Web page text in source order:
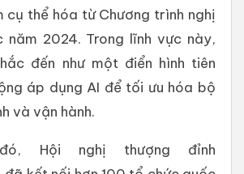
cụ thể hóa từ Chương trình nghị
năm 2024. Trong lĩnh vực này,
đến như một điển hình tiên
áp dụng AI để tối ưu hóa bộ
và vận hành.
Hội nghị thượng đỉnh